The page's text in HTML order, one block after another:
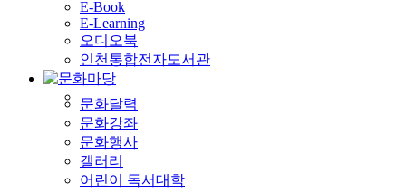
E-Book
E-Learning
오디오북
인천통합전자도서관
문화달력
문화강좌
문화행사
갤러리
어린이 독서대학